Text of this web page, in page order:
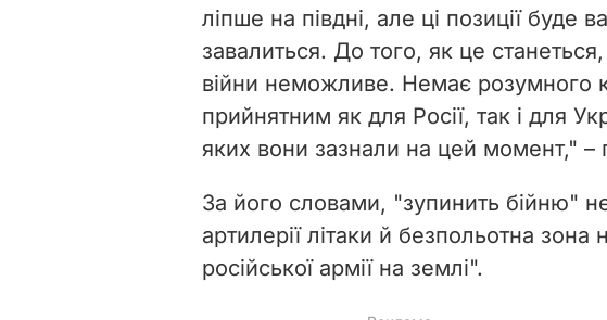
ліпше на півдні, але ці позиції буде
завалиться. До того, як це
війни неможливе. Немає розумного
прийнятним як для Росії, так і для
яких вони зазнали на цей момент,"
За його словами, "зупинить бійню"
артилерії літаки й безпольотна
російської армії на землі".